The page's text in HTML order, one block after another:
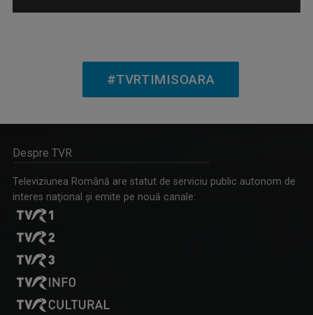
Emisiunea abordează subiecte de interes ...
MINORITĂȚI ÎN LIMBA ROMĂ
Emisiune despre tradițiile și viața romilor ...
CRISTINA BĂICAN
#TVRTIMISOARA
Despre TVR
Televiziunea Română are statut de serviciu public autonom de
interes naţional şi emite pe nouă canale: